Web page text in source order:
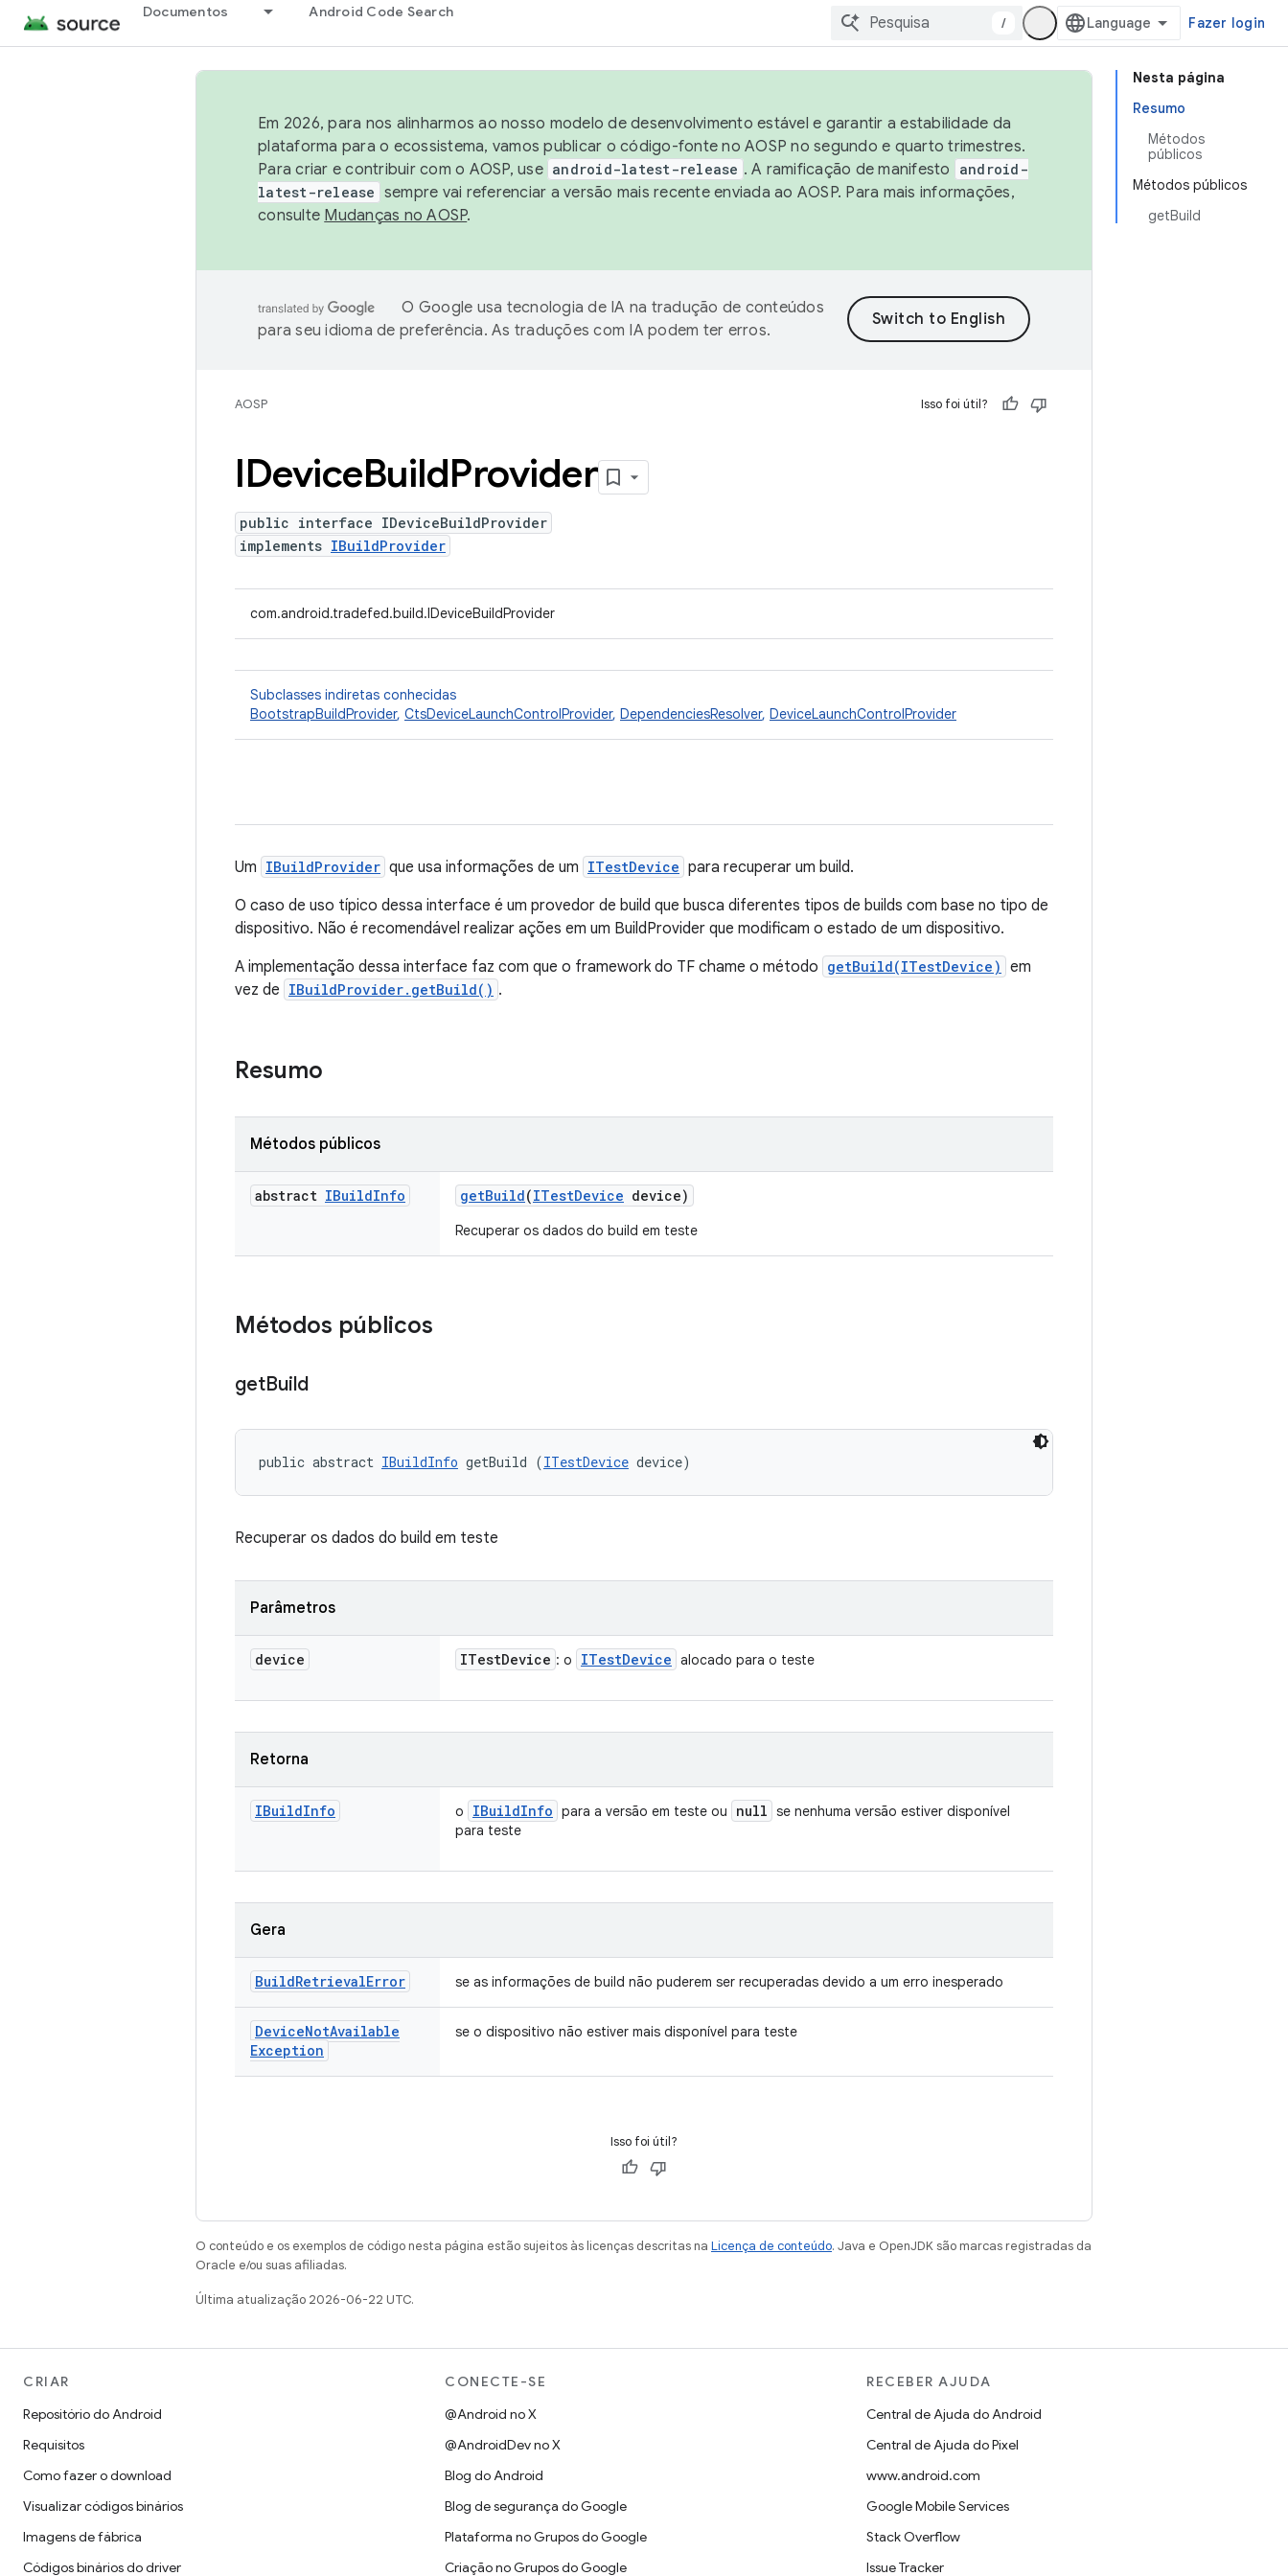
Documentos Android Code Search
/ Fazer login
Nesta página
Resumo
Métodos
públicos
Métodos públicos
getBuild
Em 2026, para nos alinharmos ao nosso modelo de desenvolvimento estável e garantir a estabilidade da
plataforma para o ecossistema, vamos publicar o código-fonte no AOSP no segundo e quarto trimestres.
Para criar e contribuir com o AOSP, use android-latest-release . A ramificação de manifesto
android-
latest-release sempre vai referenciar a versão mais recente enviada ao AOSP. Para mais informações,
consulte Mudanças no AOSP.
O Google usa tecnologia de IA na tradução de conteúdos
para seu idioma de preferência. As traduções com IA podem ter erros.
AOSP Isso foi útil?
IDeviceBuildProvider
public interface IDeviceBuildProvider
implements IBuildProvider
com.android.tradefed.build.IDeviceBuildProvider
Subclasses indiretas conhecidas
BootstrapBuildProvider, CtsDeviceLaunchControlProvider, DependenciesResolver, DeviceLaunchControlProvider
Um IBuildProvider que usa informações de um ITestDevice para recuperar um build.
O caso de uso típico dessa interface é um provedor de build que busca diferentes tipos de builds com base no tipo de
dispositivo. Não é recomendável realizar ações em um BuildProvider que modificam o estado de um dispositivo.
A implementação dessa interface faz com que o framework do TF chame o método getBuild(ITestDevice) em
vez de IBuildProvider.getBuild() .
Resumo
Métodos públicos
abstract IBuildInfo getBuild(ITestDevice device)
Recuperar os dados do build em teste
Métodos públicos
getBuild
public abstract IBuildInfo getBuild (ITestDevice device)
Recuperar os dados do build em teste
Parâmetros
device ITestDevice : o ITestDevice alocado para o teste
Retorna
IBuildInfo o IBuildInfo para a versão em teste ou null se nenhuma versão estiver disponível
para teste
Gera
BuildRetrievalError se as informações de build não puderem ser recuperadas devido a um erro inesperado
DeviceNotAvailable
Exception
se o dispositivo não estiver mais disponível para teste
Isso foi útil?
O conteúdo e os exemplos de código nesta página estão sujeitos às licenças descritas na Licença de conteúdo. Java e OpenJDK são marcas registradas da
Oracle e/ou suas afiliadas.
Última atualização 2026-06-22 UTC.
CRIAR
Repositório do Android
Requisitos
Como fazer o download
Visualizar códigos binários
Imagens de fábrica
Códigos binários do driver
CONECTE-SE
@Android no X
@AndroidDev no X
Blog do Android
Blog de segurança do Google
Plataforma no Grupos do Google
Criação no Grupos do Google
RECEBER AJUDA
Central de Ajuda do Android
Central de Ajuda do Pixel
www.android.com
Google Mobile Services
Stack Overflow
Issue Tracker